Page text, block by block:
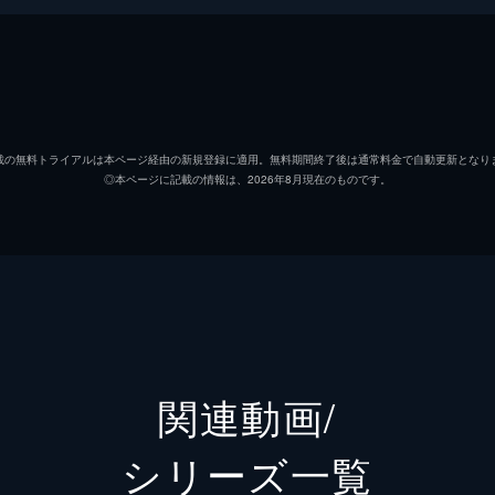
無料トライアルは本ページ経由の新規登録に適用。無料期間終了後は通常料金で自動更新となり
◎本ページに記載の情報は、2026年8月現在のものです。
関連動画/
シリーズ⼀覧